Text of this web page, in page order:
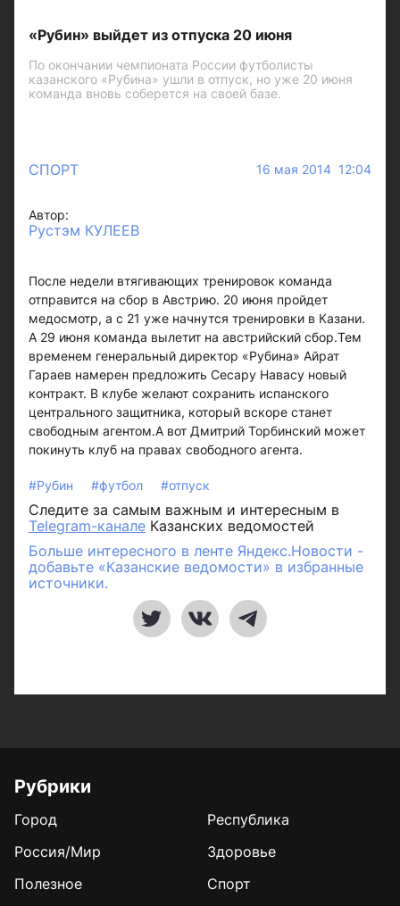
«Рубин» выйдет из отпуска 20 июня
По окончании чемпионата России футболисты
казанского «Рубина» ушли в отпуск, но уже 20 июня
команда вновь соберется на своей базе.
СПОРТ 16 мая 2014 12:04
Автор:
Рустэм КУЛЕЕВ
После недели втягивающих тренировок команда
отправится на сбор в Австрию. 20 июня пройдет
медосмотр, а с 21 уже начнутся тренировки в Казани.
А 29 июня команда вылетит на австрийский сбор.Тем
временем генеральный директор «Рубина» Айрат
Гараев намерен предложить Сесару Навасу новый
контракт. В клубе желают сохранить испанского
центрального защитника, который вскоре станет
свободным агентом.А вот Дмитрий Торбинский может
покинуть клуб на правах свободного агента.
#Рубин #футбол #отпуск
Следите за самым важным и интересным в
Telegram-канале Казанских ведомостей
Больше интересного в ленте Яндекс.Новости -
добавьте «Казанские ведомости» в избранные
источники.
Рубрики
Город
Республика
Россия/Мир
Здоровье
Полезное
Спорт